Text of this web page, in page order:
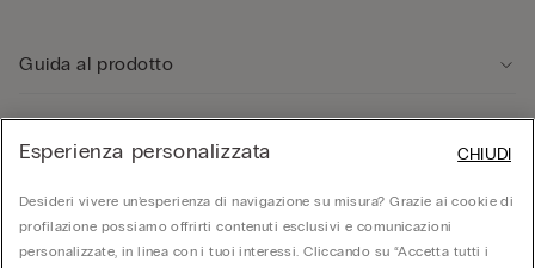
Guida al prodotto
Area Legale
Esperienza personalizzata
Desideri vivere un’esperienza di navigazione su misura? Grazie ai cookie di
profilazione possiamo offrirti contenuti esclusivi e comunicazioni
personalizzate, in linea con i tuoi interessi. Cliccando su “Accetta tutti i
CHIUDI